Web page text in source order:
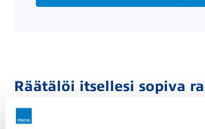
Räätälöi itsellesi sopiva